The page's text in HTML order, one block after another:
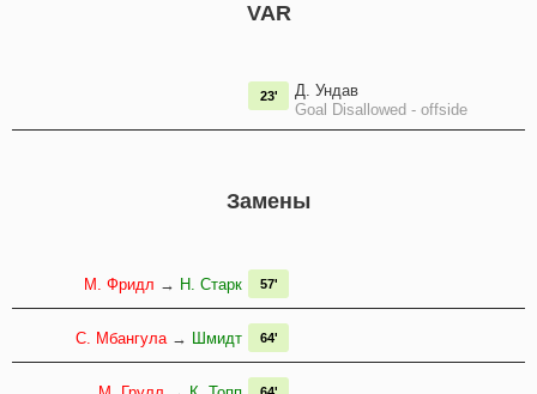
VAR
Д. Ундав
Goal Disallowed - offside
23'
Замены
М. Фридл → Н. Старк 57'
С. Мбангула→ Шмидт 64'